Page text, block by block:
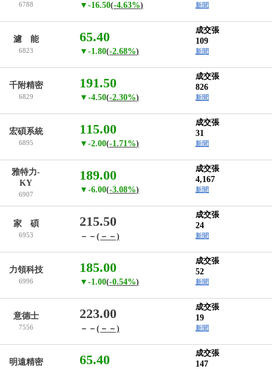
6788 ▼-16.50(-4.63%) 新聞
濾 能
6823
65.40
▼-1.80(-2.68%)
成交張
109
新聞
千附精密
6829
191.50
▼-4.50(-2.30%)
成交張
826
新聞
宏碩系統
6895
115.00
▼-2.00(-1.71%)
成交張
31
新聞
雅特力-
KY
6907
189.00
▼-6.00(-3.08%)
成交張
4,167
新聞
家 碩
6953
215.50
－－ (－－)
成交張
24
新聞
力領科技
6996
185.00
▼-1.00(-0.54%)
成交張
52
新聞
意德士
7556
223.00
－－ (－－)
成交張
19
新聞
明遠精密 65.40 成交張
147